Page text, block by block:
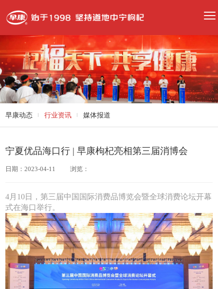
早康动态 行业资讯 媒体报道
宁夏优品海口行 | 早康枸杞亮相第三届消博会
日期：2023-04-11 浏览：
4月10日，第三届中国国际消费品博览会暨全球消费论坛开幕
式在海口举行。